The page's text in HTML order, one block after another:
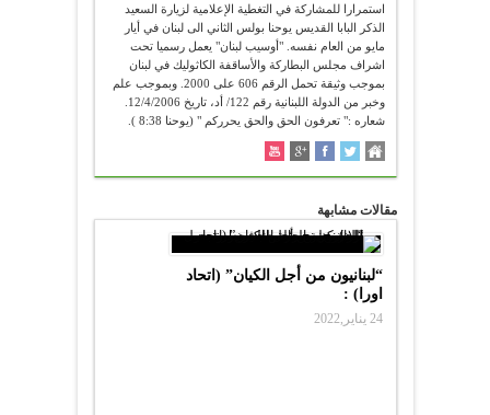
استمرارا للمشاركة في التغطية الإعلامية لزيارة السعيد
الذكر البابا القديس يوحنا بولس الثاني الى لبنان في أيار
مايو من العام نفسه. "أوسيب لبنان" يعمل رسميا تحت
اشراف مجلس البطاركة والأساقفة الكاثوليك في لبنان
بموجب وثيقة تحمل الرقم 606 على 2000. وبموجب علم
شعاره :" تعرفون الحق والحق يحرركم " (يوحنا 8:38 ).
مقالات مشابهة
“لبنانيون من أجل الكيان” (اتحاد
اورا) :
24 يناير,2022